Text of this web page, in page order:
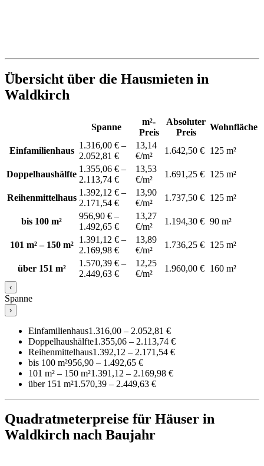
Übersicht über die Hausmieten in
Waldkirch
Spanne
m²-
Preis
Absoluter
Preis
Wohnfläche
Einfamilienhaus
1.316,00 € –
2.052,81 €
13,14
€/m²
1.642,50 € 125 m²
Doppelhaushälfte
1.355,06 € –
2.113,74 €
13,53
€/m²
1.691,25 € 125 m²
Reihenmittelhaus
1.392,12 € –
2.171,54 €
13,90
€/m²
1.737,50 € 125 m²
bis 100 m²
956,90 € –
1.492,65 €
13,27
€/m²
1.194,30 € 90 m²
101 m² – 150 m²
1.391,12 € –
2.169,98 €
13,89
€/m²
1.736,25 € 125 m²
über 151 m²
1.570,39 € –
2.449,63 €
12,25
€/m²
1.960,00 € 160 m²
‹
Spanne
›
Einfamilienhaus1.316,00 – 2.052,81 €
Doppelhaushälfte1.355,06 – 2.113,74 €
Reihenmittelhaus1.392,12 – 2.171,54 €
bis 100 m²956,90 – 1.492,65 €
101 m² – 150 m²1.391,12 – 2.169,98 €
über 151 m²1.570,39 – 2.449,63 €
Quadratmeterpreise für Häuser in
Waldkirch nach Baujahr